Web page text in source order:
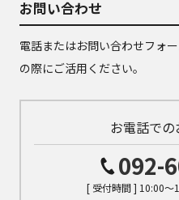
お問い合わせ
電話またはお問い合わせフォ
の際にご活用ください。
お電話で
092-
[ 受付時間 ] 10:00～